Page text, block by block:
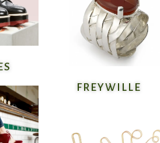
FREYWILLE